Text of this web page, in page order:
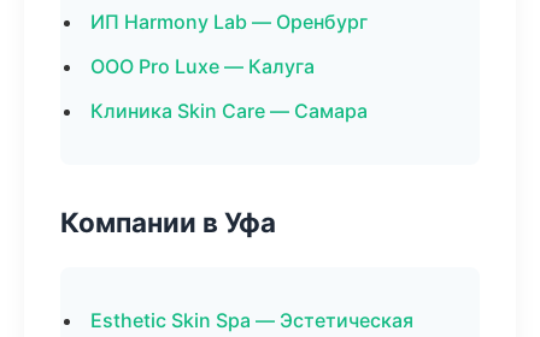
ИП Harmony Lab — Оренбург
ООО Pro Luxe — Калуга
Клиника Skin Care — Самара
Компании в Уфа
Esthetic Skin Spa — Эстетическая